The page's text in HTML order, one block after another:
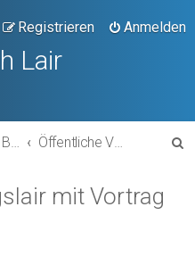
Anmelden
Registrieren
Lair
Öffentlicher Bereich Öffentliche Veranstaltungen
mit Vortrag